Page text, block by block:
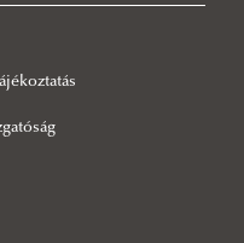
t a pótfelvételin!